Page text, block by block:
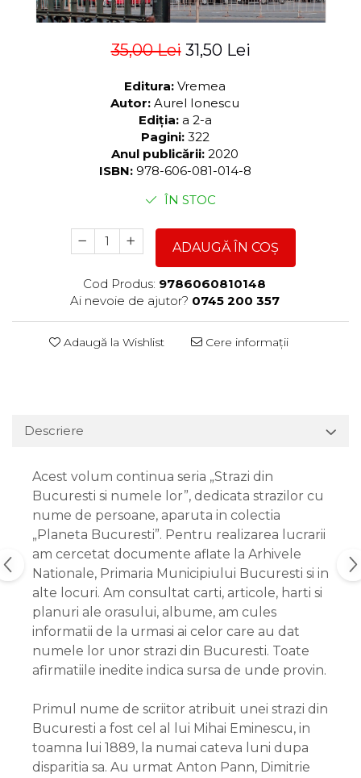
35,00 Lei 31,50 Lei
Editura: Vremea
Autor: Aurel Ionescu
Ediția: a 2-a
Pagini: 322
Anul publicării: 2020
ISBN: 978-606-081-014-8
ÎN STOC
ADAUGĂ ÎN COȘ
Cod Produs: 9786060810148
Ai nevoie de ajutor? 0745 200 357
Adaugă la Wishlist Cere informații
Descriere
Acest volum continua seria „Strazi din
Bucuresti si numele lor”, dedicata strazilor cu
nume de persoane, aparuta in colectia
„Planeta Bucuresti”. Pentru realizarea lucrarii
am cercetat documente aflate la Arhivele
Nationale, Primaria Municipiului Bucuresti si in
alte locuri. Am consultat carti, articole, harti si
planuri ale orasului, albume, am cules
informatii de la urmasi ai celor care au dat
numele lor unor strazi din Bucuresti. Toate
afirmatiile inedite indica sursa de unde provin.
Primul nume de scriitor atribuit unei strazi din
Bucuresti a fost cel al lui Mihai Eminescu, in
toamna lui 1889, la numai cateva luni dupa
disparitia sa. Au urmat Anton Pann, Dimitrie